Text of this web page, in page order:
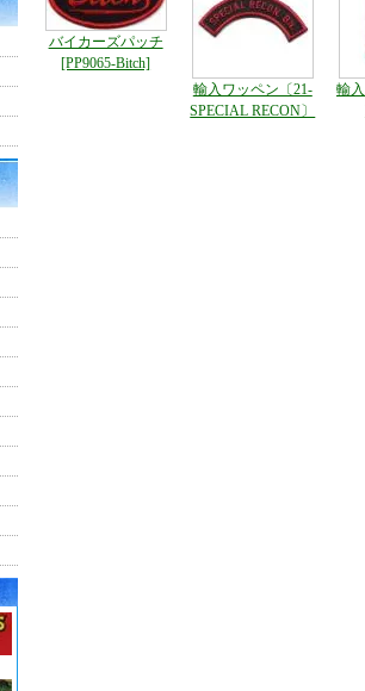
バイカーズパッチ
[PP9065-Bitch]
輸入ワッペン〔21-
SPECIAL RECON〕
輸